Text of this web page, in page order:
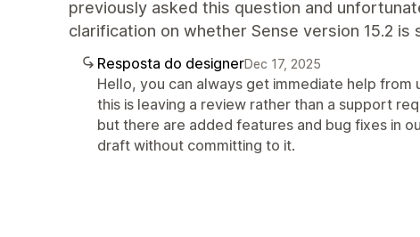
previously asked this question and
clarification on whether Sense version 15.2
Resposta do designerDec 17, 2025
Hello, you can always get immediate help
this is leaving a review rather than a support
but there are added features and bug fixes in
draft without committing to it.